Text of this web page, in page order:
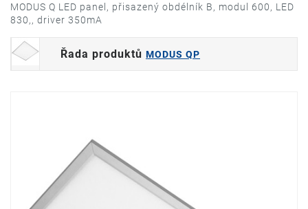
MODUS Q LED panel, přisazený obdélník B, modul 600, LED
830,, driver 350mA
Řada produktů MODUS QP